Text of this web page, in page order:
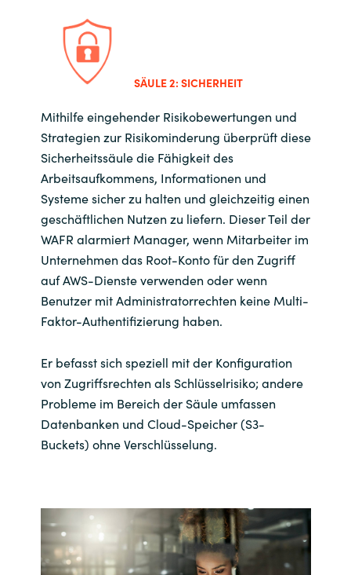
SÄULE 2: SICHERHEIT
Mithilfe eingehender Risikobewertungen und
Strategien zur Risikominderung überprüft diese
Sicherheitssäule die Fähigkeit des
Arbeitsaufkommens, Informationen und
Systeme sicher zu halten und gleichzeitig einen
geschäftlichen Nutzen zu liefern. Dieser Teil der
WAFR alarmiert Manager, wenn Mitarbeiter im
Unternehmen das Root-Konto für den Zugriff
auf AWS-Dienste verwenden oder wenn
Benutzer mit Administratorrechten keine Multi-
Faktor-Authentifizierung haben.
Er befasst sich speziell mit der Konfiguration
von Zugriffsrechten als Schlüsselrisiko; andere
Probleme im Bereich der Säule umfassen
Datenbanken und Cloud-Speicher (S3-
Buckets) ohne Verschlüsselung.